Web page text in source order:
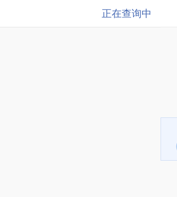
正在查询中